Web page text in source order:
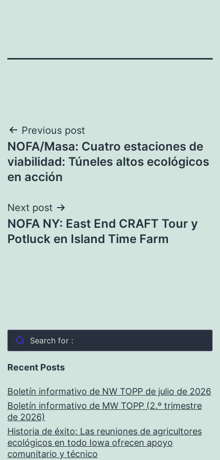
Navegación
de
entradas
Previous post
NOFA/Masa: Cuatro estaciones de
viabilidad: Túneles altos ecológicos
en acción
Next post
NOFA NY: East End CRAFT Tour y
Potluck en Island Time Farm
Search for :
Recent Posts
Boletín informativo de NW TOPP de julio de 2026
Boletín informativo de MW TOPP (2.º trimestre
de 2026)
Historia de éxito: Las reuniones de agricultores
ecológicos en todo Iowa ofrecen apoyo
comunitario y técnico